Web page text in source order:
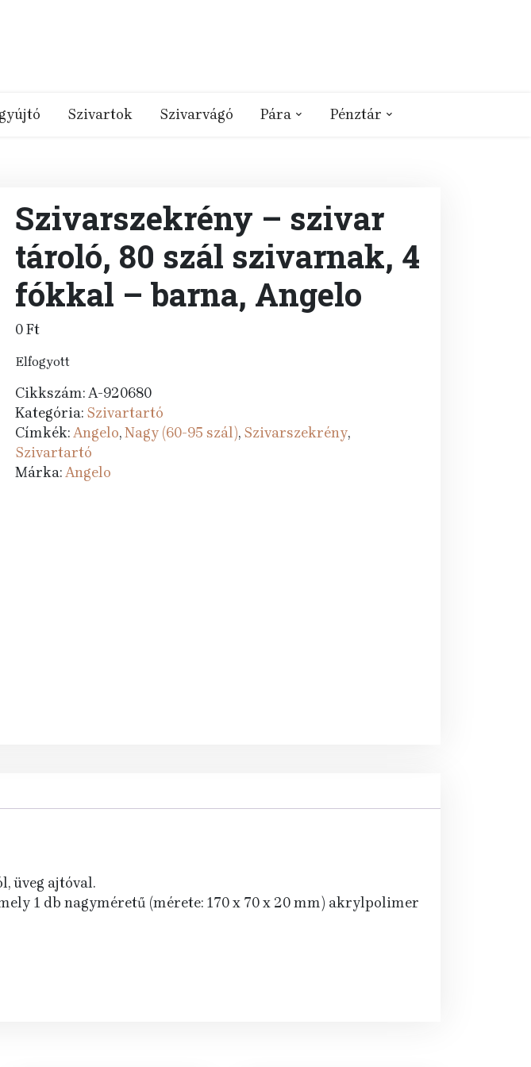
Szivartok Szivarvágó Pára Pénztár
Szivarszekrény – szivar
tároló, 80 szál szivarnak, 4
fókkal – barna, Angelo
0Ft
Elfogyott
Cikkszám:A-920680
Kategória: Szivartartó
Címkék:Angelo,Nagy (60-95 szál), Szivarszekrény,
Szivartartó
Márka:Angelo
üveg ajtóval.
1 db nagyméretű (mérete: 170 x 70 x 20 mm) akrylpolimer